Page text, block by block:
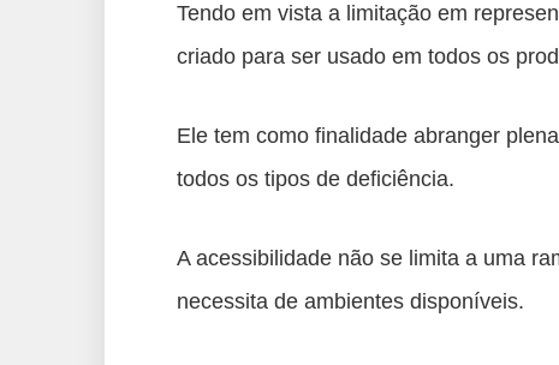
Tendo em vista a limitação em
criado para ser usado em todos os
Ele tem como finalidade abranger
todos os tipos de deficiência.
A acessibilidade não se limita a uma
necessita de ambientes disponíveis.